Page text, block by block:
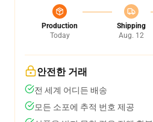
Production
Today
Shipping
Aug. 12
안전한 거래
전 세계 어디든 배송
모든 소포에 추적 번호 제공